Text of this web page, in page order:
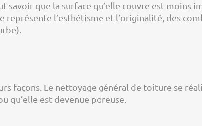
savoir que la surface qu’elle couvre est moins
représente l’esthétisme et l’originalité, des
façons. Le nettoyage général de toiture se
qu’elle est devenue poreuse.